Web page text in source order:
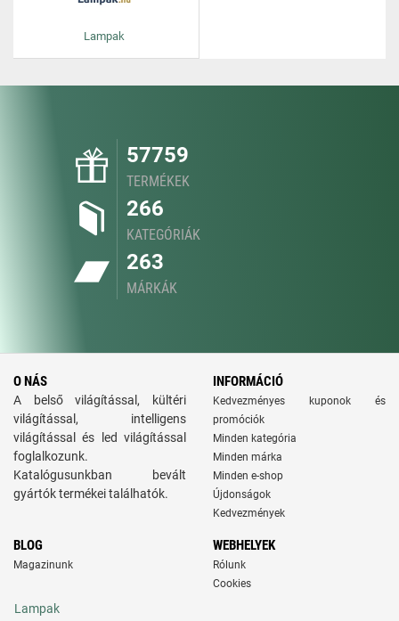
Lampak
57759
TERMÉKEK
266
KATEGÓRIÁK
263
MÁRKÁK
O NÁS
A belső világítással, kültéri
világítással, intelligens
világítással és led világítással
foglalkozunk.
Katalógusunkban bevált
gyártók termékei találhatók.
INFORMÁCIÓ
Kedvezményes kuponok és
promóciók
Minden kategória
Minden márka
Minden e-shop
Újdonságok
Kedvezmények
BLOG
Magazinunk
WEBHELYEK
Rólunk
Cookies
Lampak